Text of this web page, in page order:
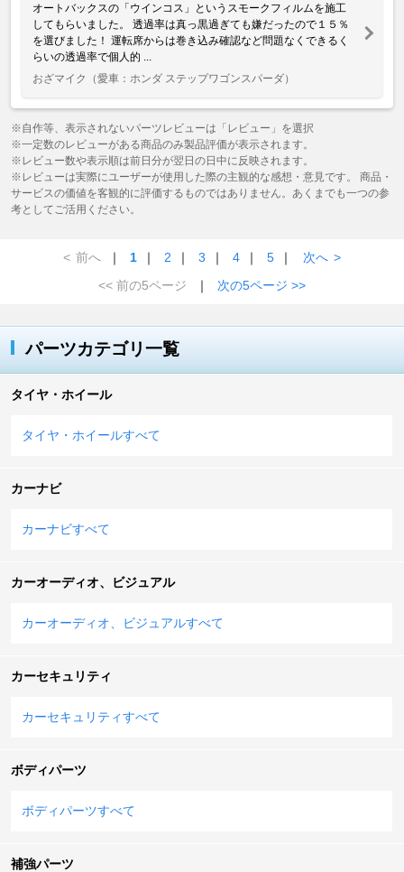
オートバックスの「ウインコス」というスモークフィルムを施工
してもらいました。 透過率は真っ黒過ぎても嫌だったので１５％
を選びました！ 運転席からは巻き込み確認など問題なくできるく
らいの透過率で個人的 ...
おざマイク
（愛車：ホンダ ステップワゴンスパーダ）
※自作等、表示されないパーツレビューは「レビュー」を選択
※一定数のレビューがある商品のみ製品評価が表示されます。
※レビュー数や表示順は前日分が翌日の日中に反映されます。
※レビューは実際にユーザーが使用した際の主観的な感想・意見です。 商品・
サービスの価値を客観的に評価するものではありません。あくまでも一つの参
考としてご活用ください。
< 前へ ｜ 1 ｜ 2 ｜ 3 ｜ 4 ｜ 5 ｜ 次へ >
<< 前の5ページ
｜ 次の5ページ >>
パーツカテゴリ一覧
タイヤ・ホイール
タイヤ・ホイールすべて
カーナビ
カーナビすべて
カーオーディオ、ビジュアル
カーオーディオ、ビジュアルすべて
カーセキュリティ
カーセキュリティすべて
ボディパーツ
ボディパーツすべて
補強パーツ